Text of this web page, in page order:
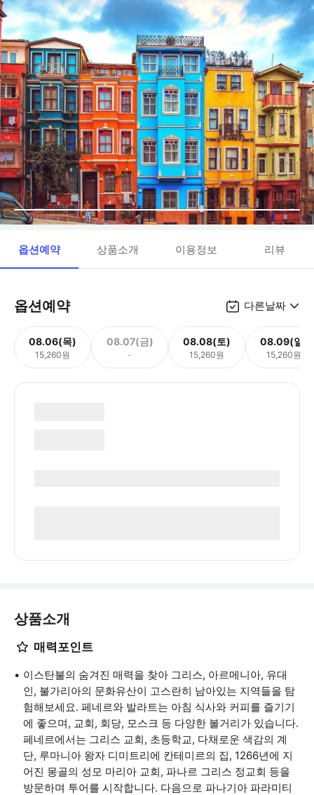
옵션예약 상품소개 이용정보 리뷰
옵션예약 다른날짜
08.06(목)
15,260원
08.07(금)
-
08.08(토)
15,260원
08.09(일)
15,260원
상품소개
매력포인트
이스탄불의 숨겨진 매력을 찾아 그리스, 아르메니아, 유대
인, 불가리아의 문화유산이 고스란히 남아있는 지역들을 탐
험해보세요. 페네르와 발라트는 아침 식사와 커피를 즐기기
에 좋으며, 교회, 회당, 모스크 등 다양한 볼거리가 있습니다.
페네르에서는 그리스 교회, 초등학교, 다채로운 색감의 계
단, 루마니아 왕자 디미트리에 칸테미르의 집, 1266년에 지
어진 몽골의 성모 마리아 교회, 파나르 그리스 정교회 등을
방문하며 투어를 시작합니다. 다음으로 파나기아 파라미티